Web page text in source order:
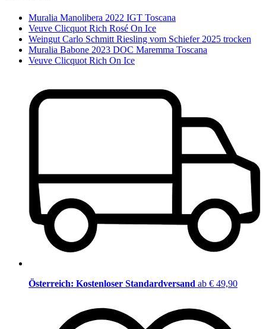
Muralia Manolibera 2022 IGT Toscana
Veuve Clicquot Rich Rosé On Ice
Weingut Carlo Schmitt Riesling vom Schiefer 2025 trocken
Muralia Babone 2023 DOC Maremma Toscana
Veuve Clicquot Rich On Ice
Österreich: Kostenloser Standardversand ab € 49,90